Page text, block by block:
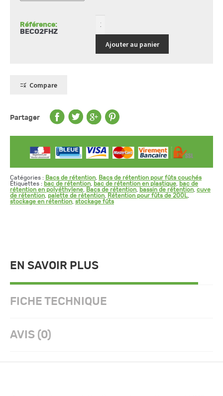
Référence:
BECO2FHZ
Ajouter au panier
Compare
Partager
Catégories : Bacs de rétention
Bacs de rétention pour fûts couchés
Étiquettes : bac de rétention bac de rétention en plastique
bac de
rétention en polyéthylene
Bacs de rétention bassin de rétention cuve
de rétention palette de rétention Rétention pour fûts de 200L
stockage en rétention stockage fûts
EN SAVOIR PLUS
FICHE TECHNIQUE
AVIS (0)